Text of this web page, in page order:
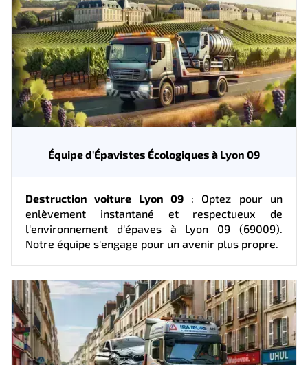
Équipe d'Épavistes Écologiques à Lyon 09
Destruction voiture Lyon 09: Optez pour un
enlèvement instantané et respectueux de
l'environnement d'épaves à Lyon 09 (69009).
Notre équipe s'engage pour un avenir plus propre.